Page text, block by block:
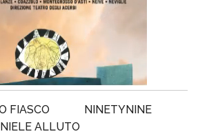
FIASCO
NINETYNINE
ALLUTO